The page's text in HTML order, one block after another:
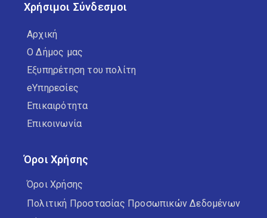
Χρήσιμοι Σύνδεσμοι
Αρχική
Ο Δήμος μας
Εξυπηρέτηση του πολίτη
eΥπηρεσίες
Επικαιρότητα
Επικοινωνία
Όροι Χρήσης
Όροι Χρήσης
Πολιτική Προστασίας Προσωπικών Δεδομένων